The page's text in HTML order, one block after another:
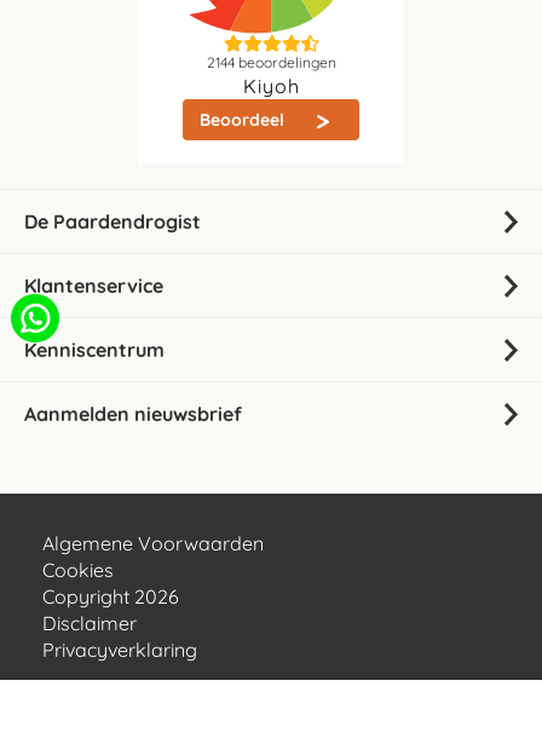
2144beoordelingen
Kiyoh
Beoordeel
De Paardendrogist
Klantenservice
Kenniscentrum
Aanmelden nieuwsbrief
Algemene Voorwaarden
Cookies
Copyright 2026
Disclaimer
Privacyverklaring